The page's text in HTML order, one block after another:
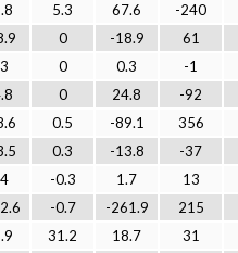
5.3 67.6
-240
0 -18.9
61
0 0.3
-1
0 24.8
-92
0.5 -89.1
356
0.3 -13.8
-37
-0.3 1.7
13
-0.7 -261.9
215
31.2 18.7 31